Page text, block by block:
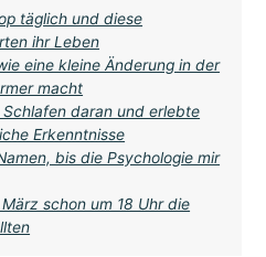
täglich und diese
ihr Leben
eine kleine Änderung in der
macht
daran und erlebte
Erkenntnisse
bis die Psychologie mir
schon um 18 Uhr die